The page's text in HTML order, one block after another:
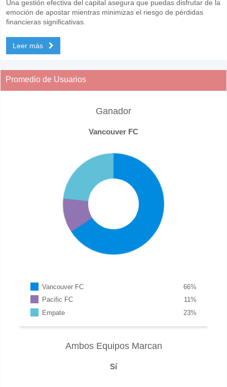
Una gestión efectiva del capital asegura que puedas disfrutar de la
emoción de apostar mientras minimizas el riesgo de pérdidas
financieras significativas.
Leer más
Promedio de Usuarios
Ganador
Vancouver FC
Vancouver FC %
66
Pacific FC
%
11
Empate
%
23
Ambos Equipos Marcan
Sí